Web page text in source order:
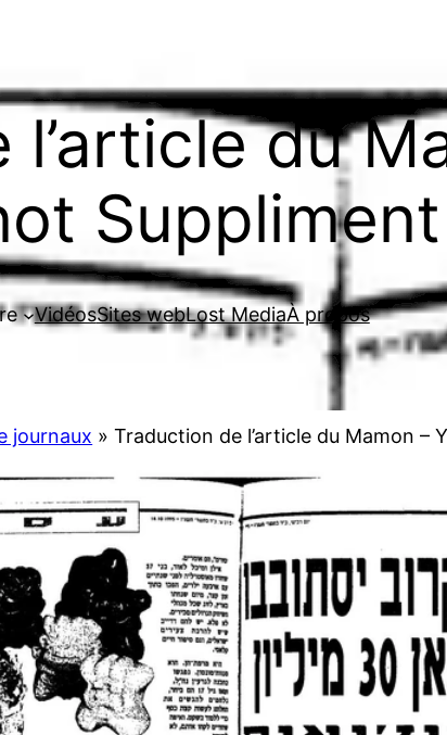
du
VidéosSites webLost MediaÀ propos
journaux »Traduction de l’article du Mamon –